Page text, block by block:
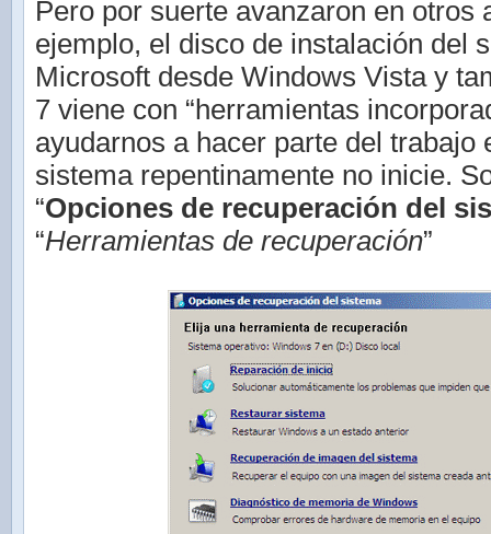
Pero por suerte avanzaron en otros
ejemplo, el disco de instalación del
Microsoft desde Windows Vista y
7 viene con “herramientas
ayudarnos a hacer parte del trabajo
sistema repentinamente no inicie.
“Opciones de recuperación del
“Herramientas de recuperación”